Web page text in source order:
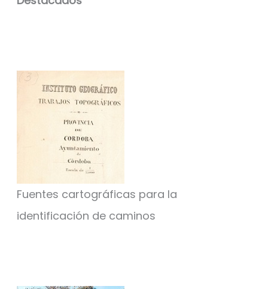
Fuentes cartográficas para la
identificación de caminos